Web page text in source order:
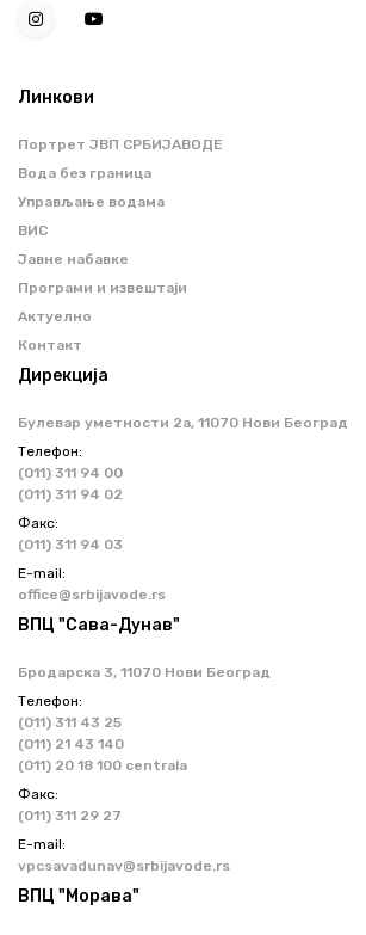
Линкови
Портрет ЈВП СРБИЈАВОДЕ
Вода без граница
Управљање водама
ВИС
Јавне набавке
Програми и извештаји
Актуелно
Контакт
Дирекција
Булевар уметности 2a, 11070 Нови Београд
Телефон:
(011) 311 94 00
(011) 311 94 02
Факс:
(011) 311 94 03
Е-mail:
office@srbijavode.rs
ВПЦ "Сава-Дунав"
Бродарска 3, 11070 Нови Београд
Телефон:
(011) 311 43 25
(011) 21 43 140
(011) 20 18 100 centrala
Факс:
(011) 311 29 27
Е-mail:
vpcsavadunav@srbijavode.rs
ВПЦ "Морава"